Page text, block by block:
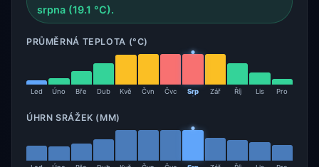
srpna (19.1 °C).
PRŮMĚRNÁ TEPLOTA (°C)
Led Úno Bře Dub Kvě Čvn Čvc Srp Zář Říj Lis Pro
ÚHRN SRÁŽEK (MM)